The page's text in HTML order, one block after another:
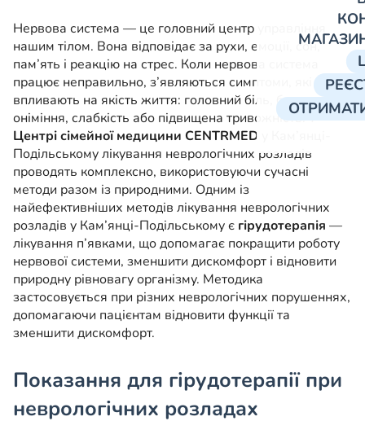
Нервова система — це головний центр управління
нашим тілом. Вона відповідає за рухи, емоції, сон,
пам’ять і реакцію на стрес. Коли нервова система
працює неправильно, з’являються симптоми, які
впливають на якість життя: головний біль, безсоння,
оніміння, слабкість або підвищена тривожність. У
Центрі сімейної медицини CENTRMED
Подільському лікування неврологічних розладів
проводять комплексно, використовуючи сучасні
методи разом із природними. Одним із
найефективніших методів лікування неврологічних
розладів у Кам’янці-Подільському є гірудотерапія —
лікування п’явками, що допомагає покращити роботу
нервової системи, зменшити дискомфорт і відновити
природну рівновагу організму. Методика
застосовується при різних неврологічних порушеннях,
допомагаючи пацієнтам відновити функції та
зменшити дискомфорт.
Показання для гірудотерапії при
неврологічних розладах